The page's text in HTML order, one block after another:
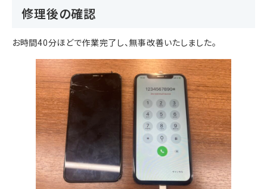
修理後の確認
お時間40分ほどで作業完了し、無事改善いたしました。